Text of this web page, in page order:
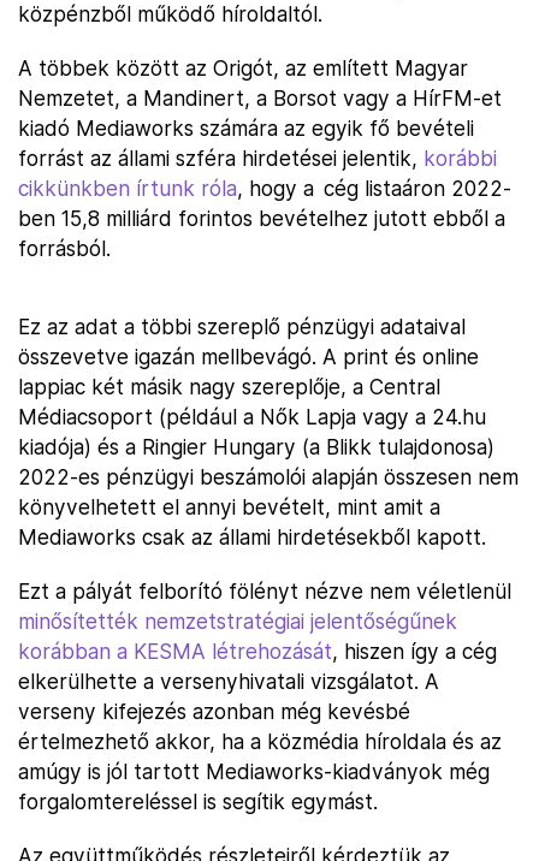
közpénzből működő híroldaltól.
A többek között az Origót, az említett Magyar
Nemzetet, a Mandinert, a Borsot vagy a HírFM-et
kiadó Mediaworks számára az egyik fő bevételi
forrást az állami szféra hirdetései jelentik, korábbi
cikkünkben írtunk róla, hogy a cég listaáron 2022-
ben 15,8 milliárd forintos bevételhez jutott ebből a
forrásból.
Ez az adat a többi szereplő pénzügyi adataival
összevetve igazán mellbevágó. A print és online
lappiac két másik nagy szereplője, a Central
Médiacsoport (például a Nők Lapja vagy a 24.hu
kiadója) és a Ringier Hungary (a Blikk tulajdonosa)
2022-es pénzügyi beszámolói alapján összesen nem
könyvelhetett el annyi bevételt, mint amit a
Mediaworks csak az állami hirdetésekből kapott.
Ezt a pályát felborító fölényt nézve nem véletlenül
minősítették nemzetstratégiai jelentőségűnek
korábban a KESMA létrehozását, hiszen így a cég
elkerülhette a versenyhivatali vizsgálatot. A
verseny kifejezés azonban még kevésbé
értelmezhető akkor, ha a közmédia híroldala és az
amúgy is jól tartott Mediaworks-kiadványok még
forgalomtereléssel is segítik egymást.
Az együttműködés részleteiről kérdeztük az